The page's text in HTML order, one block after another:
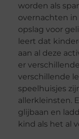
worden als
overnachten
opslag voor
leert dat
aan al deze
er
verschillende
speelhuisjes
allerkleinsten.
glijbaan en
kind als het al